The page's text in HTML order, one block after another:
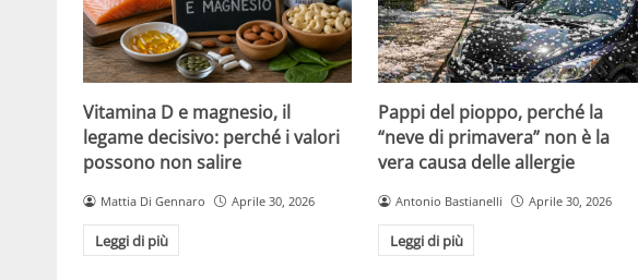
Vitamina D e magnesio, il
legame decisivo: perché i valori
possono non salire
Mattia Di Gennaro Aprile 30, 2026
Leggi di più
Pappi del pioppo, perché la
“neve di primavera” non è la
vera causa delle allergie
Antonio Bastianelli Aprile 30, 2026
Leggi di più